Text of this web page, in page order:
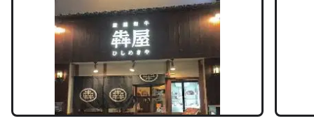
会員登録
お知らせ